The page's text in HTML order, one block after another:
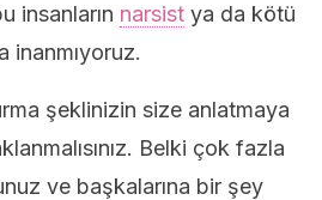
insanların narsist ya da kötü
inanmıyoruz.
şeklinizin size anlatmaya
Belki çok fazla
ve başkalarına bir şey